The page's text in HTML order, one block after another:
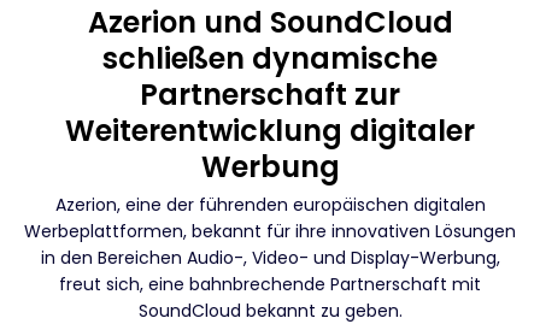
Azerion und SoundCloud
schließen dynamische
Partnerschaft zur
Weiterentwicklung digitaler
Werbung
Azerion, eine der führenden europäischen digitalen
Werbeplattformen, bekannt für ihre innovativen Lösungen
in den Bereichen Audio-, Video- und Display-Werbung,
freut sich, eine bahnbrechende Partnerschaft mit
SoundCloud bekannt zu geben.